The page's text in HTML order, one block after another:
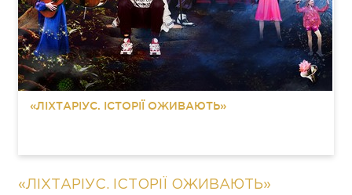
«ЛІХТАРІУС. ІСТОРІЇ ОЖИВАЮТЬ»
«ЛІХТАРІУС. ІСТОРІЇ ОЖИВАЮТЬ»